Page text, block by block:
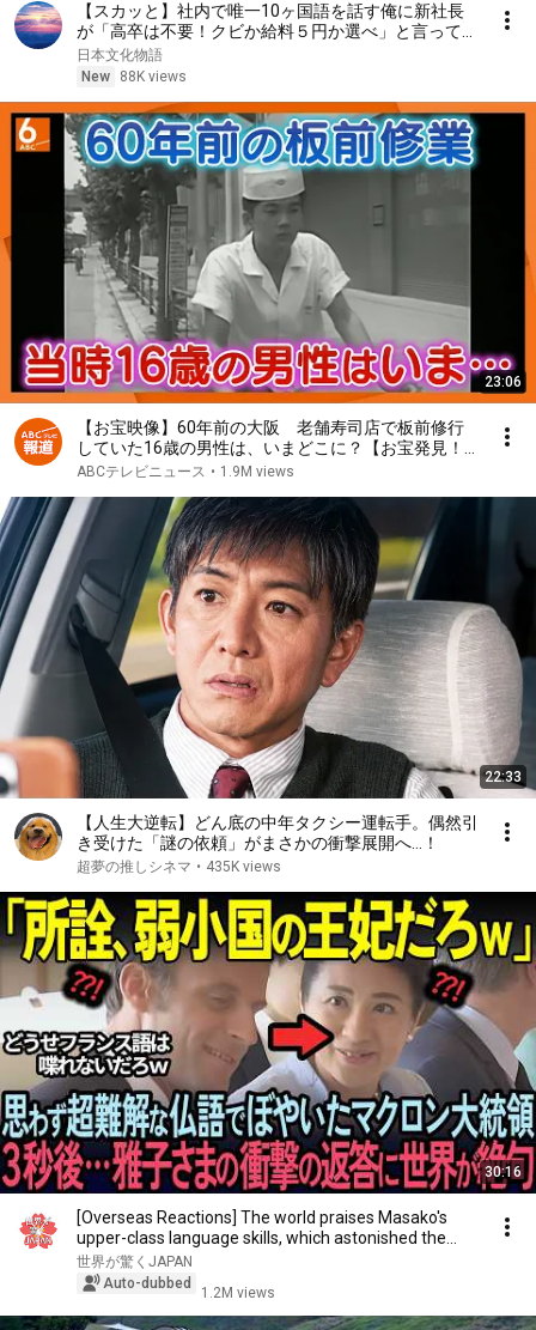
【スカッと】社内で唯一10ヶ国語を話す俺に新社長
が「高卒は不要！クビか給料５円か選べ」と言ってき
た。そのまま辞めた結果
日本文化物語
New
88K views
23:06
【お宝映像】60年前の大阪 老舗寿司店で板前修行
していた16歳の男性は、いまどこに？【お宝発見！
関西いまむかし】
ABCテレビニュース • 1.9M views
22:33
【人生大逆転】どん底の中年タクシー運転手。偶然引
き受けた「謎の依頼」がまさかの衝撃展開へ…！
超夢の推しシネマ • 435K views
30:16
[Overseas Reactions] The world praises Masako's
upper-class language skills, which astonished the...
世界が驚くJAPAN
Auto-dubbed
1.2M views